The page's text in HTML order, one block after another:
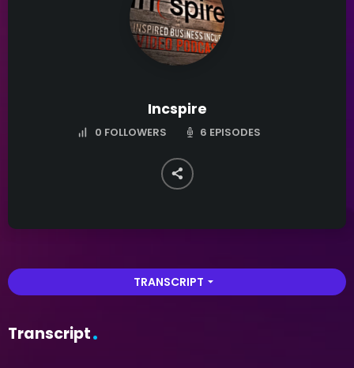
Incspire
0 FOLLOWERS 6 EPISODES
TRANSCRIPT arrow_drop_down
Transcript